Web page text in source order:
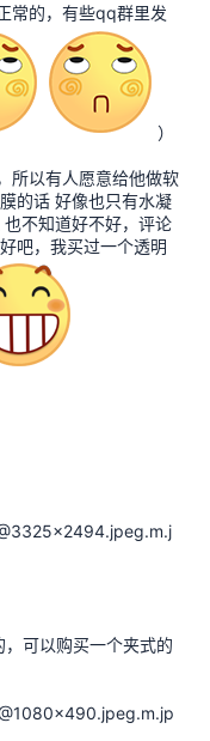
常的，有些qq群里发
）
所以有人愿意给他做软
的话 好像也只有水凝
不知道好不好，评论
吧，我买过一个透明
可以购买一个夹式的